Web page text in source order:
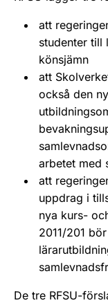
att
studenter till
könsjämn
att
också den
arbetet med
att
uppdrag i
nya kurs-
2011/201
De tre RFSU-